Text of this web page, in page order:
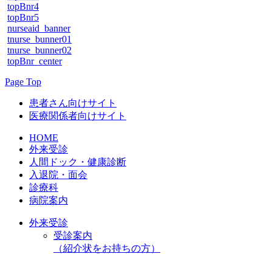
topBnr4
topBnr5
nurseaid_banner
tnurse_bunner01
tnurse_bunner02
topBnr_center
Page Top
患者さん向けサイト
医療関係者向けサイト
HOME
外来受診
人間ドック・健康診断
入退院・面会
診療科
病院案内
外来受診
受診案内
（紹介状をお持ちの方）